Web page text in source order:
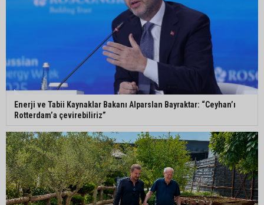
Enerji ve Tabii Kaynaklar Bakanı Alparslan Bayraktar: “Ceyhan’ı
Rotterdam’a çevirebiliriz”